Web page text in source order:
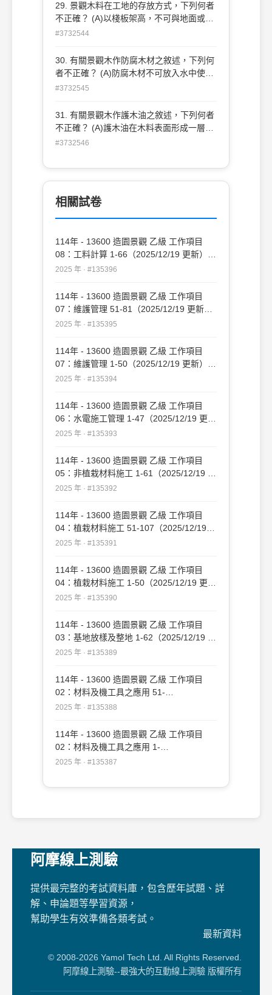
29. 景觀木料在工地的存放方式，下列何者
不正確？ (A)以棧板架高，不可與地面或泥
土接觸 (B)露天存放時須以不透水塑膠布密
有日照雨淋的地方 。
#3732544
30. 有關景觀木作防腐木材之敘述，下列何
者不正確？ (A)防腐木材不可放入水中使用
(B)防腐劑用量不一樣，其防腐效果也不一
差別 (D)ACQ 防腐劑較 CCA 防腐劑對人體
毒性弱 。
#3732545
31. 有關景觀木作護木油之敘述，下列何者
不正確？ (A)護木油在木料表面形成一層不
透水的塗層以保護木料 (B)護木油有多種顏
友善 (D)護木油有減少防腐劑流出之功效 。
#3732546
相關試卷
114年 - 13600 造園景觀 乙級 工作項目
08：工料計算 1-66（2025/12/19 更新）
#135396
2025 年 · #135396
114年 - 13600 造園景觀 乙級 工作項目
07：維護管理 51-81（2025/12/19 更新）
#135395
2025 年 · #135395
114年 - 13600 造園景觀 乙級 工作項目
07：維護管理 1-50（2025/12/19 更新）
#135394
2025 年 · #135394
114年 - 13600 造園景觀 乙級 工作項目
06：水電施工管理 1-47（2025/12/19 更
新）#135393
2025 年 · #135393
114年 - 13600 造園景觀 乙級 工作項目
05：非植栽材料施工 1-61（2025/12/19 更
新）#135392
2025 年 · #135392
114年 - 13600 造園景觀 乙級 工作項目
04：植栽材料施工 51-107（2025/12/19
更新）#135391
2025 年 · #135391
114年 - 13600 造園景觀 乙級 工作項目
04：植栽材料施工 1-50（2025/12/19 更
新）#135390
2025 年 · #135390
114年 - 13600 造園景觀 乙級 工作項目
03：基地放樣及整地 1-62（2025/12/19 更
新）#135389
2025 年 · #135389
114年 - 13600 造園景觀 乙級 工作項目
02：材料及機工具之應用 51-
109（2025/12/19 更新）#135388
2025 年 · #135388
114年 - 13600 造園景觀 乙級 工作項目
02：材料及機工具之應用 1-
50（2025/12/19 更新）#135387
2025 年 · #135387
阿摩線上測驗
提供最完整的考試資料庫，包含歷年試題、詳
解、申論題等學習資源，
幫助學生有效準備各類考試。
最新資料
© 2008-2026 Yamol Tech Ltd. All Rights Reserved.
阿摩線上測驗--最強大的互動線上測驗 版權所有